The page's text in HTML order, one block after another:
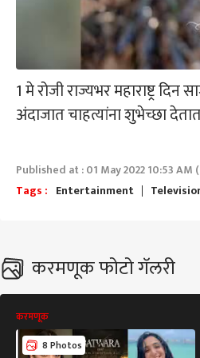
1 मे रोजी राज्यभर महाराष्ट्र
अंदाजात चाहत्यांना शुभेच्छा
Published at : 01 May 2022 10:53 AM
Tags : Entertainment
करमणूक फोटो गॅलरी
करमणूक
8 Photos
आमच्यासोबत जाहिरात करा
प्रायव्हसी पॉलिसी
संपर्क साधा
करिअर
आमच्याबद्दल
LOGIN
भारत